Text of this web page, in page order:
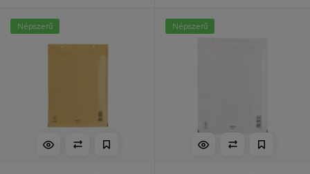
Népszerű Népszerű